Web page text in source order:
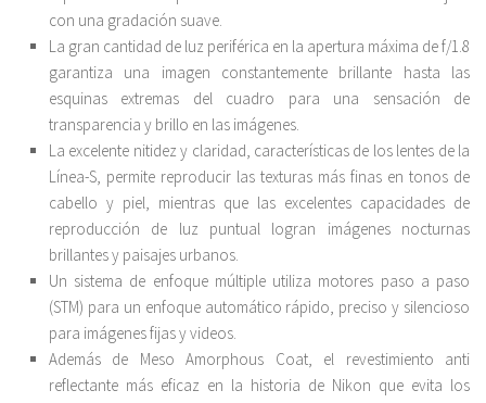
con una gradación suave.
La gran cantidad de luz periférica en la apertura máxima de f/1.8
garantiza una imagen constantemente brillante hasta las
esquinas extremas del cuadro para una sensación de
transparencia y brillo en las imágenes.
La excelente nitidez y claridad, características de los lentes de la
Línea-S, permite reproducir las texturas más finas en tonos de
cabello y piel, mientras que las excelentes capacidades de
reproducción de luz puntual logran imágenes nocturnas
brillantes y paisajes urbanos.
Un sistema de enfoque múltiple utiliza motores paso a paso
(STM) para un enfoque automático rápido, preciso y silencioso
para imágenes fijas y videos.
Además de Meso Amorphous Coat, el revestimiento anti
reflectante más eficaz en la historia de Nikon que evita los